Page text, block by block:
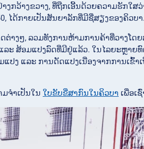
ວ້າງຂວາງ, ທີ່ຖືກເອີ້ນດ້ວຍຄວາມຮັກໃສວ່າ
ໄດ້ກາຍເປັນສັນຍາລັກທີ່ມີຊື່ສຽງຂອງຄິວບາ.
າງໆ, ລວມທັງການຫ້າມການຄ້າທີ່ວາງໂດ
ະ ສ້ອມແປງລົດທີ່ມີຢູ່ແລ້ວ. ໃນໄລຍະຫຼາຍ
ງ ແລະ ການດັດແປງເນື່ອງຈາກການເຂົ້າ
ຈຳເປັນໃນ ໃບຂັບຂີ່ສາກົນໃນຄິວບາ ເພື່ອເ